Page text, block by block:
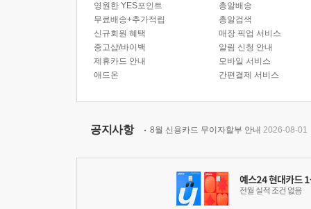
영원한 YES포인트
무료배송+추가적립
신규회원 혜택
중고샵/바이백
제휴카드 안내
애드온
총알배송
총알검색
매장 픽업 서비스
알림 신청 안내
모바일 서비스
간편결제 서비스
공지사항 8월 신용카드 무이자할부 안내 2026-08-01